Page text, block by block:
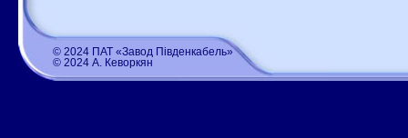
© 2024 ПАТ «Завод Південкабель»
© 2024 А. Кеворкян